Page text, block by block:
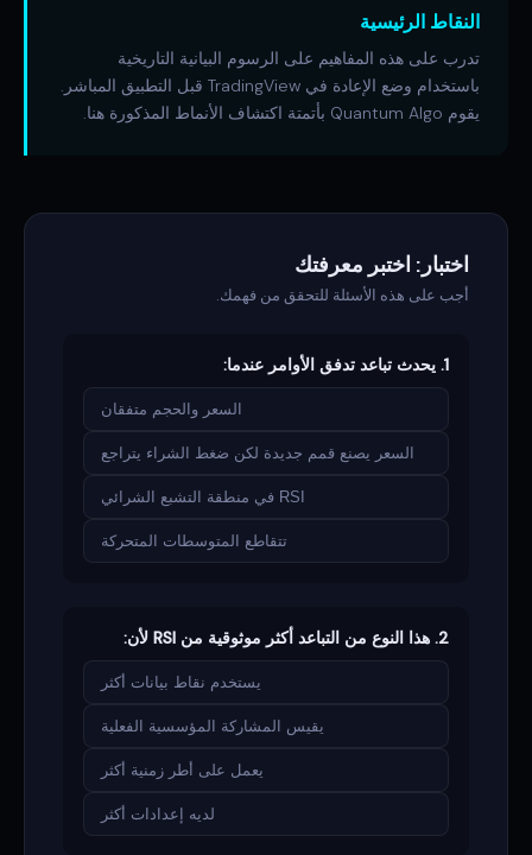
النقاط الرئيسية
تدرب على هذه المفاهيم على الرسوم البيانية التاريخية
باستخدام وضع الإعادة في TradingView قبل التطبيق المباشر.
يقوم Quantum Algo بأتمتة اكتشاف الأنماط المذكورة هنا.
اختبار: اختبر معرفتك
أجب على هذه الأسئلة للتحقق من فهمك.
1. يحدث تباعد تدفق الأوامر عندما:
السعر والحجم متفقان
السعر يصنع قمم جديدة لكن ضغط الشراء يتراجع
RSI في منطقة التشبع الشرائي
تتقاطع المتوسطات المتحركة
2. هذا النوع من التباعد أكثر موثوقية من RSI لأن:
يستخدم نقاط بيانات أكثر
يقيس المشاركة المؤسسية الفعلية
يعمل على أطر زمنية أكثر
لديه إعدادات أكثر